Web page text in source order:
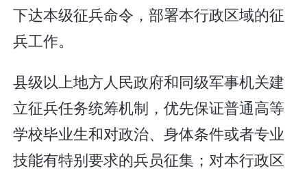
下达本级征兵命令，部署本行政区域的征
兵工作。
县级以上地方人民政府和同级军事机关建
立征兵任务统筹机制，优先保证普通高等
学校毕业生和对政治、身体条件或者专业
技能有特别要求的兵员征集；对本行政区